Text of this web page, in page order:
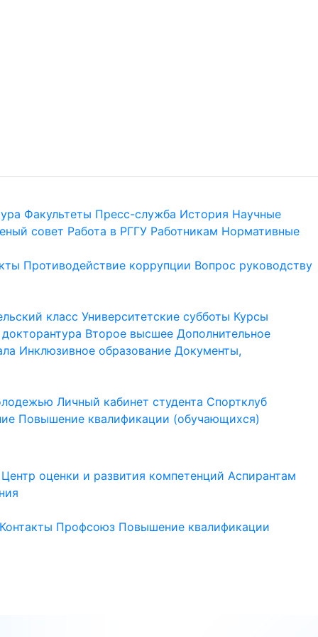
Факультеты Пресс-служба История Научные
совет Работа в РГГУ Работникам Нормативные
Противодействие коррупции Вопрос руководству
класс Университетские субботы Курсы
Второе высшее Дополнительное
Инклюзивное образование Документы,
Личный кабинет студента Спортклуб
Повышение квалификации (обучающихся)
Центр оценки и развития компетенций Аспирантам
Контакты Профсоюз Повышение квалификации